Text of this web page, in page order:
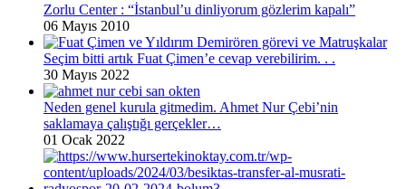
Zorlu Center : “İstanbul’u dinliyorum gözlerim kapalı”
06 Mayıs 2010
Seçim bitti artık Fuat Çimen’e cevap verebilirim. . .
30 Mayıs 2022
Neden genel kurula gitmedim. Ahmet Nur Çebi’nin
saklamaya çalıştığı gerçekler…
01 Ocak 2022